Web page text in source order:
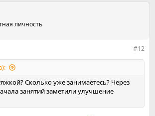
личность
#12
Сколько уже занимаетесь? Через
занятий заметили улучшение